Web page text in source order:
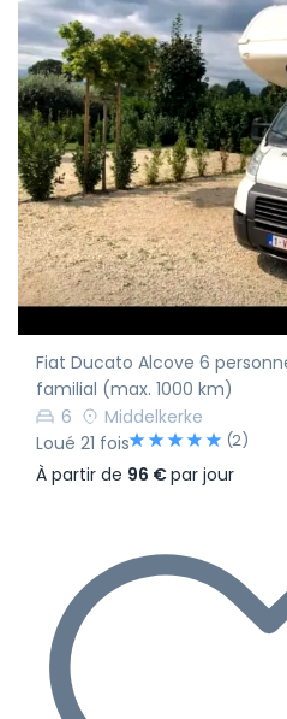
Fiat Ducato Alcove 6
familial (max. 1000 km)
6
Middelkerke
Loué 21 fois
(2)
À partir de 96 €par jour